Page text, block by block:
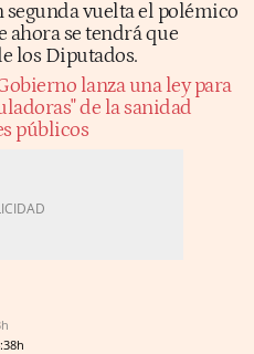
segunda vuelta el polémico
ahora se tendrá que
los Diputados.
lanza una ley para
de la sanidad
públicos